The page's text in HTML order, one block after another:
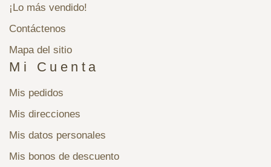
¡Lo más vendido!
Contáctenos
Mapa del sitio
Mi Cuenta
Mis pedidos
Mis direcciones
Mis datos personales
Mis bonos de descuento